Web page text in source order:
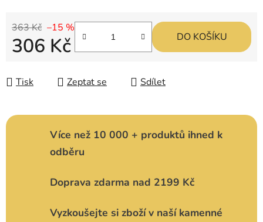
363 Kč –15 %
306 Kč DO KOŠÍKU
Tisk Zeptat se Sdílet
Více než 10 000 + produktů ihned k
odběru
Doprava zdarma nad 2199 Kč
Vyzkoušejte si zboží v naší kamenné